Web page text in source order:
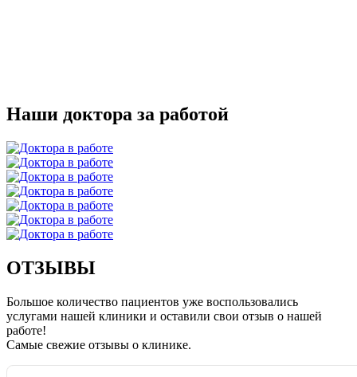
Наши доктора за работой
ОТЗЫВЫ
Большое количество пациентов уже воспользовались
услугами нашей клиники и оставили свои отзыв о нашей
работе!
Caмые свежие отзывы о клинике.